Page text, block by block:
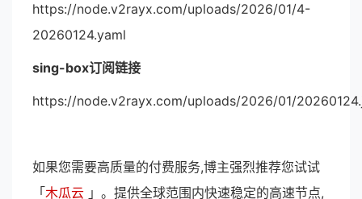
https://node.v2rayx.com/uploads/2026/01/4-
20260124.yaml
sing-box订阅链接
https://node.v2rayx.com/uploads/2026/01/
如果您需要高质量的付费服务,博主强烈推荐您试试
「 木瓜云 」。提供全球范围内快速稳定的高速节点,